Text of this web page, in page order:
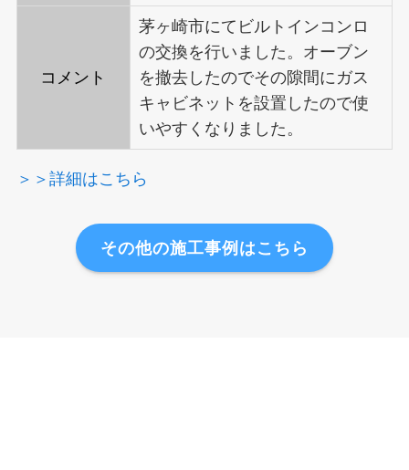
コメント
茅ヶ崎市にてビルトインコンロ
の交換を行いました。オーブン
を撤去したのでその隙間にガス
キャビネットを設置したので使
いやすくなりました。
＞＞詳細はこちら
その他の施工事例はこちら